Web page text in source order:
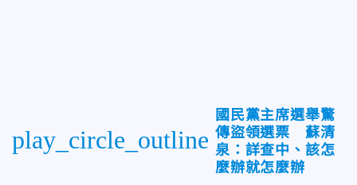
play_circle_outline
國民黨主席選舉驚
傳盜領選票 蘇清
泉：詳查中、該怎
麼辦就怎麼辦